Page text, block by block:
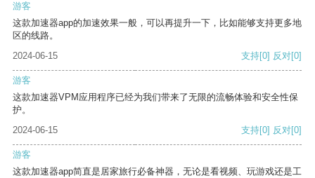
游客
这款加速器app的加速效果一般，可以再提升一下，比如能够支持更多地
区的线路。
2024-06-15
支持[0] 反对[0]
游客
这款加速器VPM应用程序已经为我们带来了无限的流畅体验和安全性保
护。
2024-06-15
支持[0] 反对[0]
游客
这款加速器app简直是居家旅行必备神器，无论是看视频、玩游戏还是工